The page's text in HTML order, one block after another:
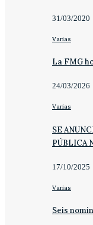
31/03/2020
Varias
La FMG
24/03/2026
Varias
SE
PÚBLICA
17/10/2025
Varias
Seis